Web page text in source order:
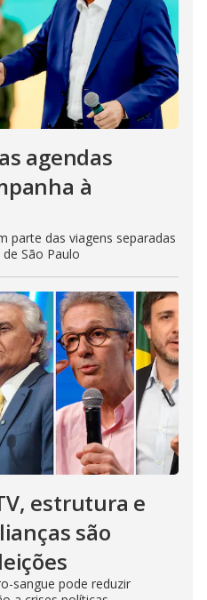
agendas
à
parte das viagens separadas
São Paulo
estrutura e
são
sangue pode reduzir